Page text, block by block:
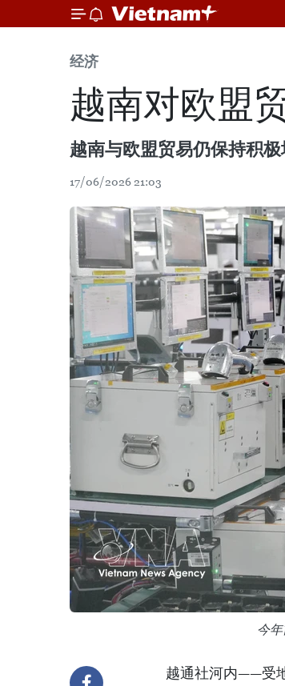
经济
越南对欧盟
越南与欧盟贸易仍保持积
17/06/2026 21:03
今
越通社河内——受